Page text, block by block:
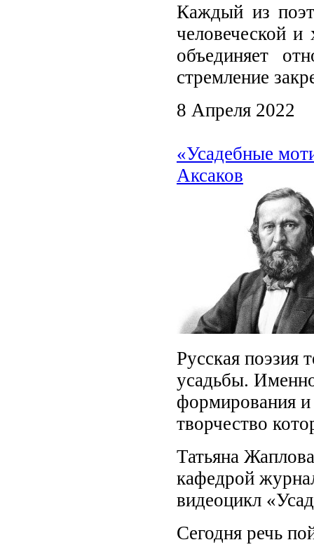
Каждый из
человеческой
объединяет
стремление
8 Апреля 2022
«Усадебные
Аксаков
Русская поэзия
усадьбы.
формирования и
творчество
Татьяна
кафедрой
видеоцикл
Сегодня речь